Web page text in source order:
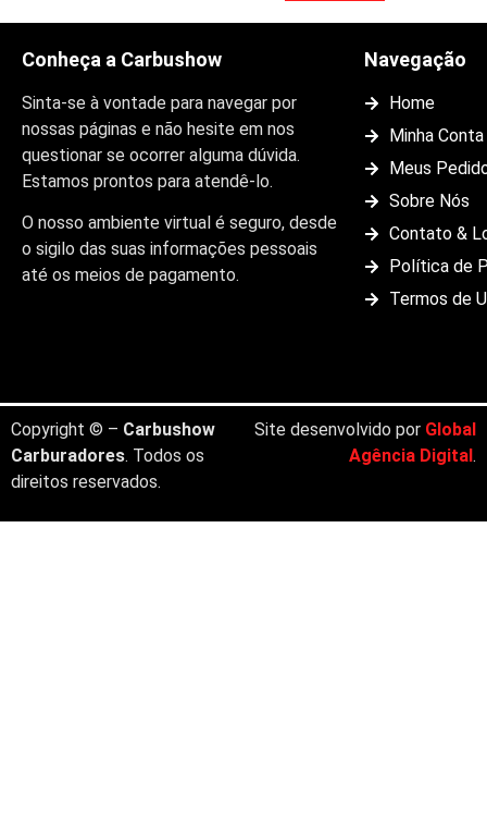
Conheça a Carbushow
Sinta-se à vontade para navegar por
nossas páginas e não hesite em nos
questionar se ocorrer alguma dúvida.
Estamos prontos para atendê-lo.
O nosso ambiente virtual é seguro, desde
o sigilo das suas informações pessoais
até os meios de pagamento.
Navegação
Home
Minha Conta
Meus
Sobre Nós
Contato &
Política de
Termos de
Copyright © – Carbushow
Carburadores. Todos os
direitos reservados.
Site desenvolvido por Global
Agência Digital.